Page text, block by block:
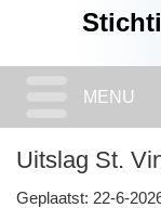
MENU
Uitslag St.
Geplaatst: 22-6-